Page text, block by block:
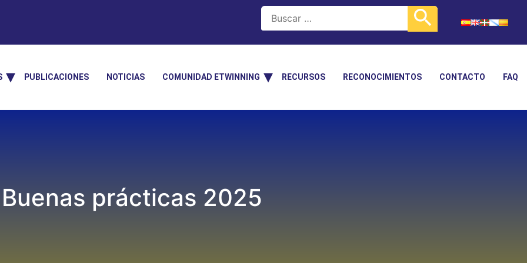
PUBLICACIONES NOTICIAS COMUNIDAD ETWINNING RECURSOS RECONOCIMIENTOS CONTACTO FAQ
Buenas prácticas 2025